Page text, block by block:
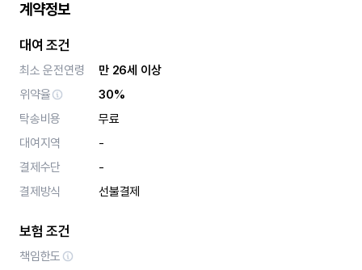
계약정보
대여 조건
최소 운전연령
만 26세 이상
위약율
30%
탁송비용
무료
대여지역
-
결제수단
-
결제방식
선불결제
보험 조건
책임한도